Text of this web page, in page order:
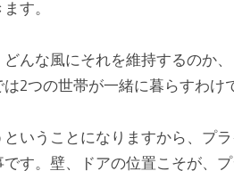
す。
んな風にそれを維持するのか、
2つの世帯が一緒に暮らすわけ
いうことになりますから、プ
す。壁、ドアの位置こそが、